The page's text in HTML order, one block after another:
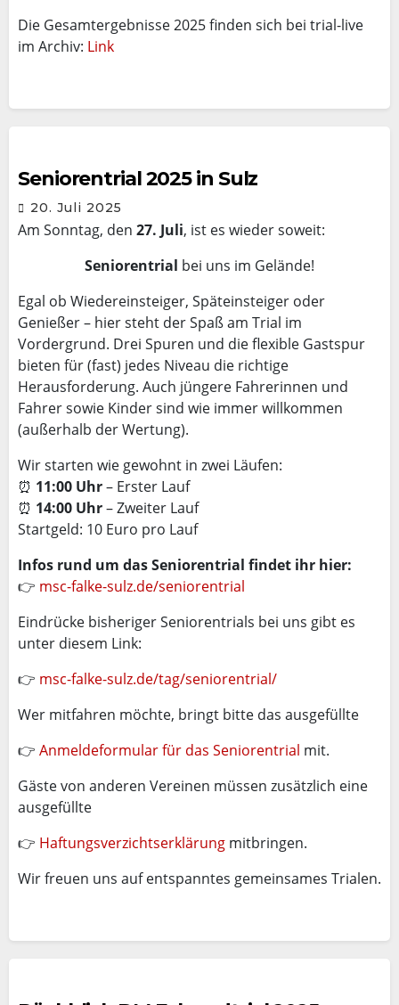
Die Gesamtergebnisse 2025 finden sich bei trial-live
im Archiv: Link
Seniorentrial 2025 in Sulz
20. Juli 2025
Am Sonntag, den 27. Juli, ist es wieder soweit:
Seniorentrial bei uns im Gelände!
Egal ob Wiedereinsteiger, Späteinsteiger oder
Genießer – hier steht der Spaß am Trial im
Vordergrund. Drei Spuren und die flexible Gastspur
bieten für (fast) jedes Niveau die richtige
Herausforderung. Auch jüngere Fahrerinnen und
Fahrer sowie Kinder sind wie immer willkommen
(außerhalb der Wertung).
Wir starten wie gewohnt in zwei Läufen:
⏰ 11:00 Uhr– Erster Lauf
⏰ 14:00 Uhr– Zweiter Lauf
Startgeld: 10 Euro pro Lauf
Infos rund um das Seniorentrial findet ihr hier:
👉 msc-falke-sulz.de/seniorentrial
Eindrücke bisheriger Seniorentrials bei uns gibt es
unter diesem Link:
👉 msc-falke-sulz.de/tag/seniorentrial/
Wer mitfahren möchte, bringt bitte das ausgefüllte
👉 Anmeldeformular für das Seniorentrial mit.
Gäste von anderen Vereinen müssen zusätzlich eine
ausgefüllte
👉 Haftungsverzichtserklärung mitbringen.
Wir freuen uns auf entspanntes gemeinsames Trialen.